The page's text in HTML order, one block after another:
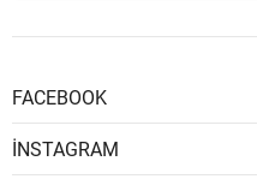
FACEBOOK
İNSTAGRAM